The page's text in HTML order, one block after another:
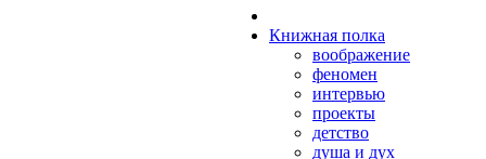
Книжная полка
воображение
феномен
интервью
проекты
детство
душа и дух